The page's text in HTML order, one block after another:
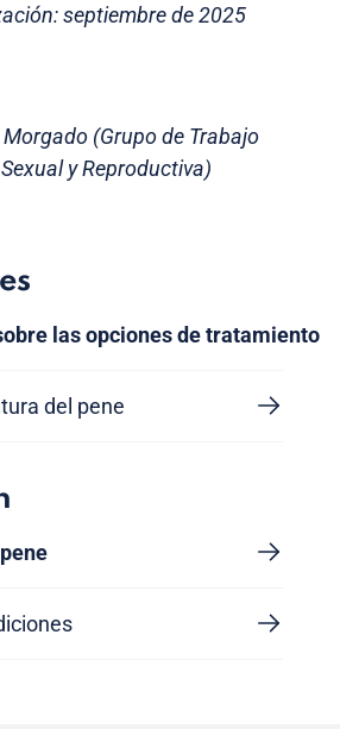
septiembre de 2025
(Grupo de Trabajo
y Reproductiva)
las opciones de tratamiento
del pene